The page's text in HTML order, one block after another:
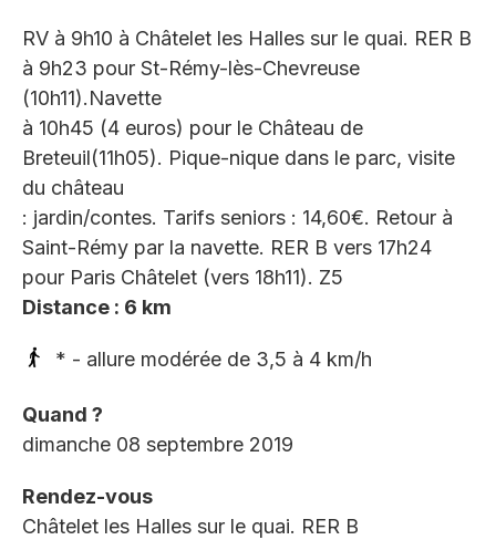
RV à 9h10 à Châtelet les Halles sur le quai. RER B
à 9h23 pour St-Rémy-lès-Chevreuse
(10h11).Navette
à 10h45 (4 euros) pour le Château de
Breteuil(11h05). Pique-nique dans le parc, visite
du château
: jardin/contes. Tarifs seniors : 14,60€. Retour à
Saint-Rémy par la navette. RER B vers 17h24
pour Paris Châtelet (vers 18h11). Z5
Distance : 6 km
* - allure modérée de 3,5 à 4 km/h
Quand ?
dimanche 08 septembre 2019
Rendez-vous
Châtelet les Halles sur le quai. RER B